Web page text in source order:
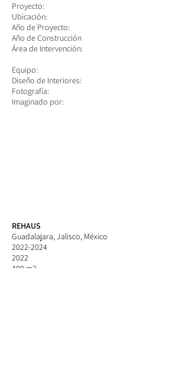
Proyecto:
Ubicación:
Año de Proyecto:
Año de Construcción
​Área de Intervención:
Equipo:
Diseño de Interiores:
Fotografía:
Imaginado por:
REHAUS
Guadalajara, Jalisco, México
2022-2024
2022
400 m2